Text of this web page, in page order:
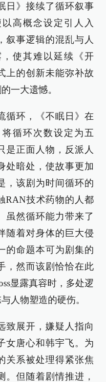
日》接续了循环叙事
高概念设定引人入
叙事逻辑的混乱与人
使其难以延续《开
上的创新未能弥补故
一大遗憾。
循环，《不眠日》在
循环次数设定为五
是正面人物，反派人
处暗处，使故事更加
，该剧为时间循环的
技术药物的人都
虽然循环能力带来了
随着对身体的巨大侵
的命题本可为剧集的
，然而该剧恰恰在此
显露真容时，多处逻
人物塑造的硬伤。
致展开，嫌疑人指向
女唐心和韩宇飞。为
关系被处理得紧张焦
。但随着剧情推进，